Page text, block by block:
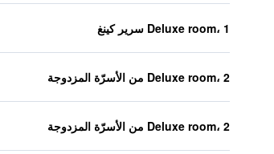
Deluxe room، 1 سرير كينغ
Deluxe room، 2 من الأسرّة المزدوجة
Deluxe room، 2 من الأسرّة المزدوجة